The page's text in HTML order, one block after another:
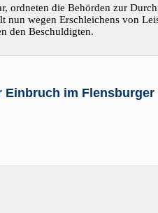
die Behörden zur
nun wegen Erschleichens von
den Beschuldigten.
im